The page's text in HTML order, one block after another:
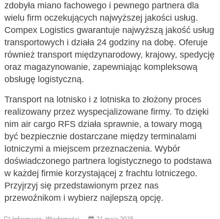
zdobyła miano fachowego i pewnego partnera dla
wielu firm oczekujących najwyższej jakości usług.
Compex Logistics gwarantuje najwyższą jakość usług
transportowych i działa 24 godziny na dobę. Oferuje
również transport międzynarodowy, krajowy, spedycję
oraz magazynowanie, zapewniając kompleksową
obsługę logistyczną.
Transport na lotnisko i z lotniska to złożony proces
realizowany przez wyspecjalizowane firmy. To dzięki
nim air cargo RFS działa sprawnie, a towary mogą
być bezpiecznie dostarczane między terminalami
lotniczymi a miejscem przeznaczenia. Wybór
doświadczonego partnera logistycznego to podstawa
w każdej firmie korzystającej z frachtu lotniczego.
Przyjrzyj się przedstawionym przez nas
przewoźnikom i wybierz najlepszą opcję.